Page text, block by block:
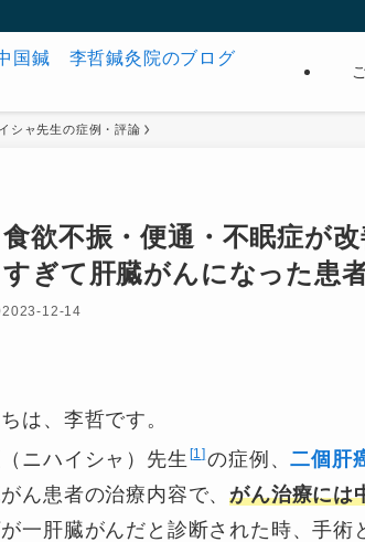
シャ先生の症例・評論
食欲不振・便通・不眠症が
すぎて肝臓がんになった患
2023-12-14
は、李哲です。
ニハイシャ）先生 1 の症例、二個肝
ん患者の治療内容で、がん治療には
一肝臓がんだと診断された時、手